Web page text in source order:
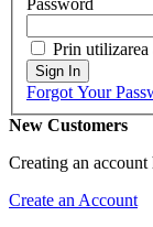
Password
Prin utilizarea
Sign In
Forgot Your
New Customers
Creating an account
Create an Account